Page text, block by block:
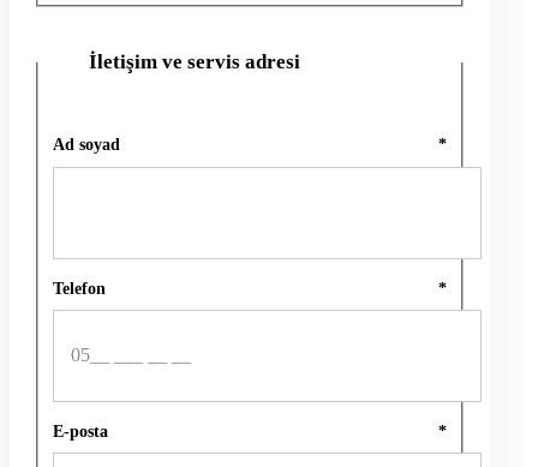
İletişim ve servis adresi
Ad soyad *
Telefon *
E-posta *